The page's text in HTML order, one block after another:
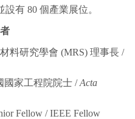
有 80 個產業展位。
料研究學會 (MRS) 理事長 /
國家工程院院士 /Acta
Fellow / IEEE Fellow